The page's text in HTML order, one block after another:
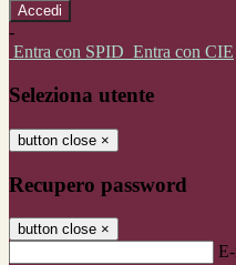
-
Entra con SPID Entra con CIE
Seleziona utente
button close ×
Recupero password
button close ×